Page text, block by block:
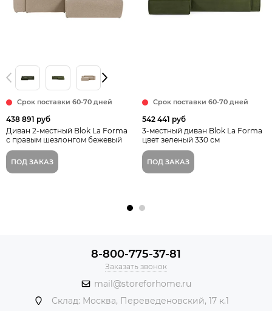
Срок поставки 60-70 дней
438 891 руб
Диван 2-местный Blok La Forma
с правым шезлонгом бежевый
ПОД ЗАКАЗ
Срок поставки 60-70 дней
542 441 руб
3-местный диван Blok La Forma
цвет зеленый 330 см
ПОД ЗАКАЗ
8-800-775-37-81
Заказать звонок
mail@storeforhome.ru
Склад: Москва, Переведеновский, 17 к.1